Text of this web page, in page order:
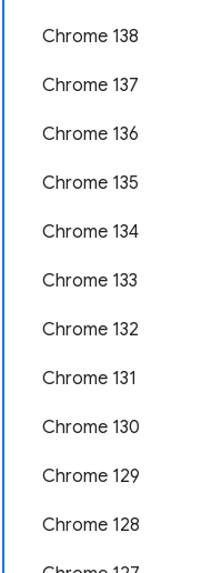
Chrome 138
Chrome 137
Chrome 136
Chrome 135
Chrome 134
Chrome 133
Chrome 132
Chrome 131
Chrome 130
Chrome 129
Chrome 128